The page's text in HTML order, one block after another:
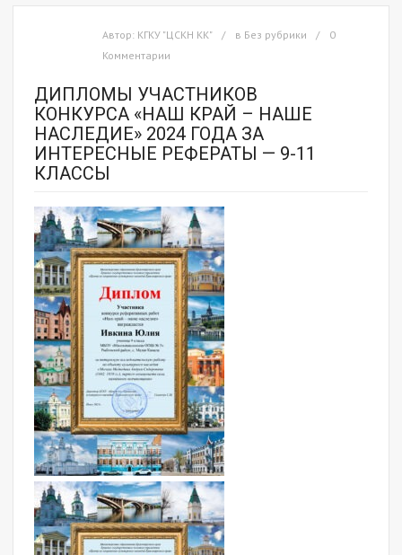
Автор: КГКУ "ЦСКН КК" в Без рубрики
0
Комментарии
ДИПЛОМЫ УЧАСТНИКОВ
КОНКУРСА «НАШ КРАЙ – НАШЕ
НАСЛЕДИЕ» 2024 ГОДА ЗА
ИНТЕРЕСНЫЕ РЕФЕРАТЫ — 9-11
КЛАССЫ